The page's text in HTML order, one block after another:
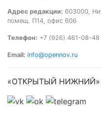
Адрес редакции: 603000,
помещ. П14, офис 606
Телефон: +7 (926) 461-08-48
Email: info@opennov.ru
«ОТКРЫТЫЙ